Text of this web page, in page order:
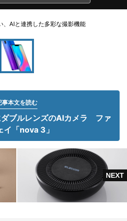
、AIと連携した多彩な撮影機能
事本文を読む
ダブルレンズのAIカメラ ファ
イ「nova 3」